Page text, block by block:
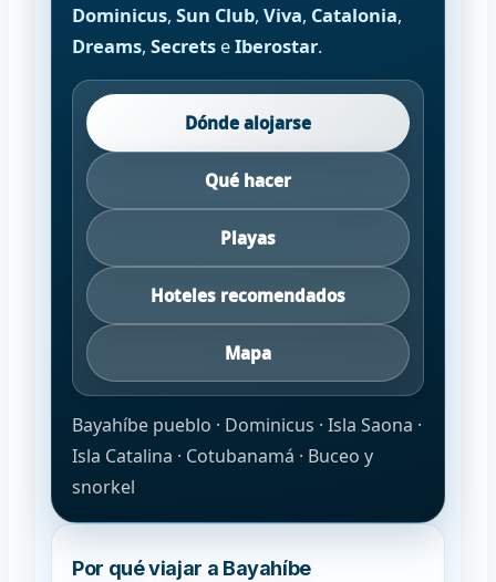
Dominicus, Sun Club, Viva, Catalonia,
Dreams, Secrets eIberostar.
Dónde alojarse
Qué hacer
Playas
Hoteles recomendados
Mapa
Bayahíbe pueblo · Dominicus · Isla Saona ·
Isla Catalina · Cotubanamá · Buceo y
snorkel
Por qué viajar a Bayahíbe